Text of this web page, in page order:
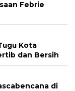
Febrie
Kota
dan Bersih
di